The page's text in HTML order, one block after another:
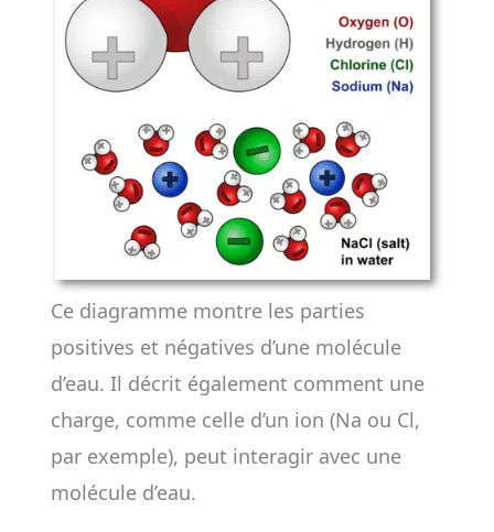
Ce diagramme montre les parties
positives et négatives d’une molécule
d’eau. Il décrit également comment une
charge, comme celle d’un ion (Na ou Cl,
par exemple), peut interagir avec une
molécule d’eau.